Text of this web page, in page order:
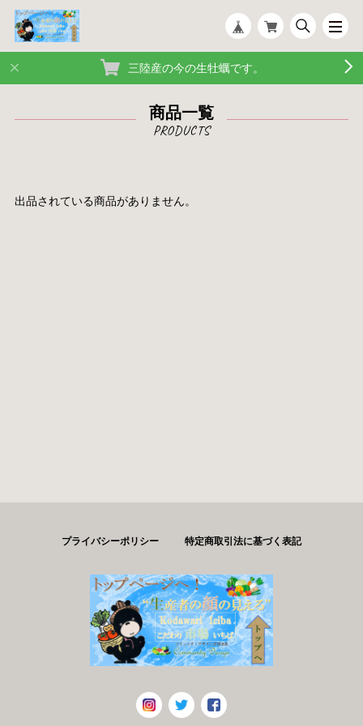
三陸産の今の生牡蠣です。
商品一覧
出品されている商品がありません。
プライバシーポリシー 特定商取引法に基づく表記